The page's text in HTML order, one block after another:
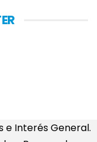
e Interés General.